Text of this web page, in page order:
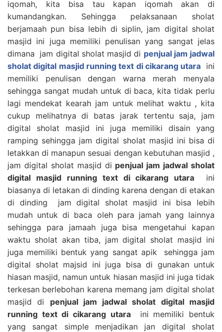
iqomah, kita bisa tau kapan iqomah akan di
kumandangkan. Sehingga pelaksanaan sholat
berjamaah pun bisa lebih di siplin, jam digital sholat
masjid ini juga memiliki penulisan yang sangat jelas
dimana jam digital sholat masjid di penjual jam jadwal
sholat digital masjid running text di cikarang utara ini
memiliki penulisan dengan warna merah menyala
sehingga sangat mudah untuk di baca, kita tidak perlu
lagi mendekat kearah jam untuk melihat waktu , kita
cukup melihatnya di batas jarak tertentu saja, jam
digital sholat masjid ini juga memiliki disain yang
ramping sehingga jam digital sholat masjid ini bisa di
letakkan di manapun sesuai dengan kebutuhan masjid ,
jam digital sholat masjid di penjual jam jadwal sholat
digital masjid running text di cikarang utara ini
biasanya di letakan di dinding karena dengan di etakan
di dinding jam digital sholat masjid ini bisa lebih
mudah untuk di baca oleh para jamah yang lainnya
sehingga para jamaah juga bisa mengetahui kapan
waktu sholat akan tiba, jam digital sholat masjid ini
juga memiliki bentuk yang sangat apik sehingga jam
digital sholat majsid ini juga bisa di gunakan untuk
hiasan masjid, namun untuk hiasan masjid ini juga tidak
terkesan berlebohan karena memang jam digital sholat
masjid di penjual jam jadwal sholat digital masjid
running text di cikarang utaraini memiliki bentuk
yang sangat simple menjadikan jan digital sholat